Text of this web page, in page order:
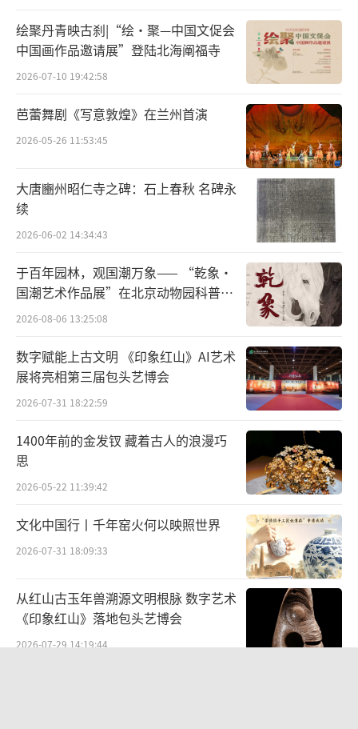
均匀地插束五簇金花
△闹蛾金钗，中国国家博物馆藏
花蕊处镶嵌珍珠、宝石
并有两条金丝飘带，上串小珠垂饰
绘聚丹青映古刹|“绘·聚—中国文促会
中国画作品邀请展”登陆北海阐福寺
2026-07-10 19:42:58
芭蕾舞剧《写意敦煌》在兰州首演
2026-05-26 11:53:45
大唐豳州昭仁寺之碑：石上春秋 名碑永
续
2026-06-02 14:34:43
于百年园林，观国潮万象—— “乾象·
国潮艺术作品展”在北京动物园科普馆
机动展厅开展
2026-08-06 13:25:08
数字赋能上古文明 《印象红山》AI艺术
展将亮相第三届包头艺博会
2026-07-31 18:22:59
1400年前的金发钗 藏着古人的浪漫巧
思
2026-05-22 11:39:42
文化中国行丨千年窑火何以映照世界
2026-07-31 18:09:33
从红山古玉年兽溯源文明根脉 数字艺术
《印象红山》落地包头艺博会
2026-07-29 14:19:44